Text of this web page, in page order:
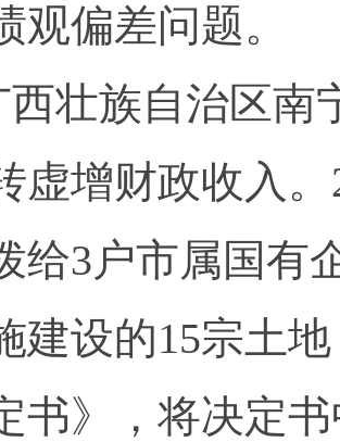
观偏差问题。
西壮族自治区南
虚增财政收入
给3户市属国有
建设的15宗土
书》，将决定